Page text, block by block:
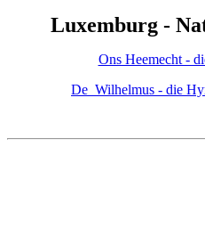
Luxemburg -
Ons Heemecht -
De_Wilhelmus - die